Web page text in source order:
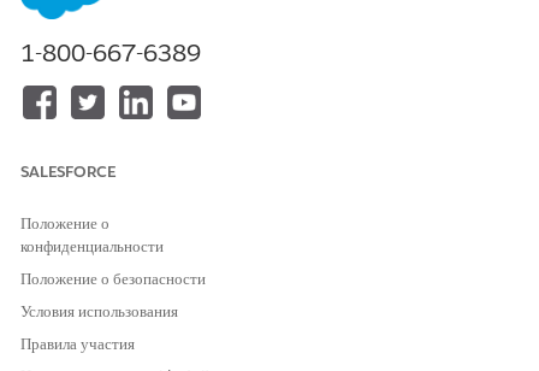
безопасности электронной почты.
Настройка параметров TLS для исходящих сообщений эл.
Внедряет шифрование транспортного уровня для всех
посредством управления ключами DKIM
Подтверждает, что организация Salesforce является законным
владельцем доменов, используемых для отправки исходящей
отклонений электронной почты в управление отправителем
1-800-667-6389
SALESFORCE
Положение о
конфиденциальности
Положение о безопасности
Условия использования
Правила участия